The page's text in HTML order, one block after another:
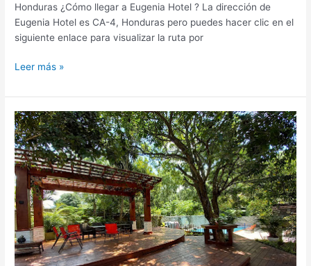
Honduras ¿Cómo llegar a Eugenia Hotel ? La dirección de
Eugenia Hotel es CA-4, Honduras pero puedes hacer clic en el
siguiente enlace para visualizar la ruta por
Leer más »
Hotel
Colonial
&
Comida
Buffet,
Hotel
en
La
Labor,
Honduras